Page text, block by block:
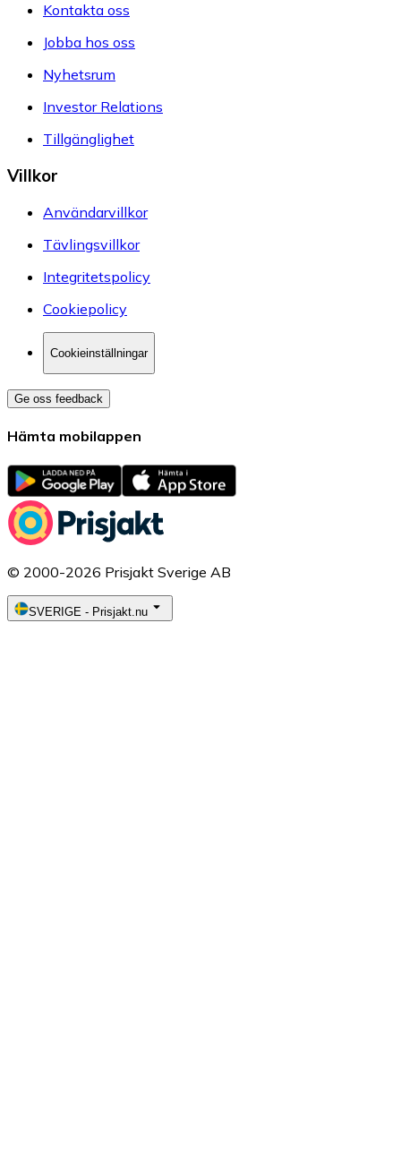
Kontakta oss
Jobba hos oss
Nyhetsrum
Investor Relations
Tillgänglighet
Villkor
Användarvillkor
Tävlingsvillkor
Integritetspolicy
Cookiepolicy
Cookieinställningar
Ge oss feedback
Hämta mobilappen
© 2000-2026 Prisjakt Sverige AB
SVERIGE - Prisjakt.nu